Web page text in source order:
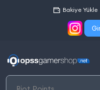
Bakiye Yükle